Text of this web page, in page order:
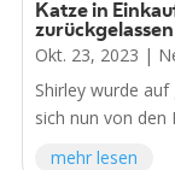
Katze in
zurückgelassen
Okt. 23, 2023 |
Shirley wurde
sich nun von den
mehr lesen